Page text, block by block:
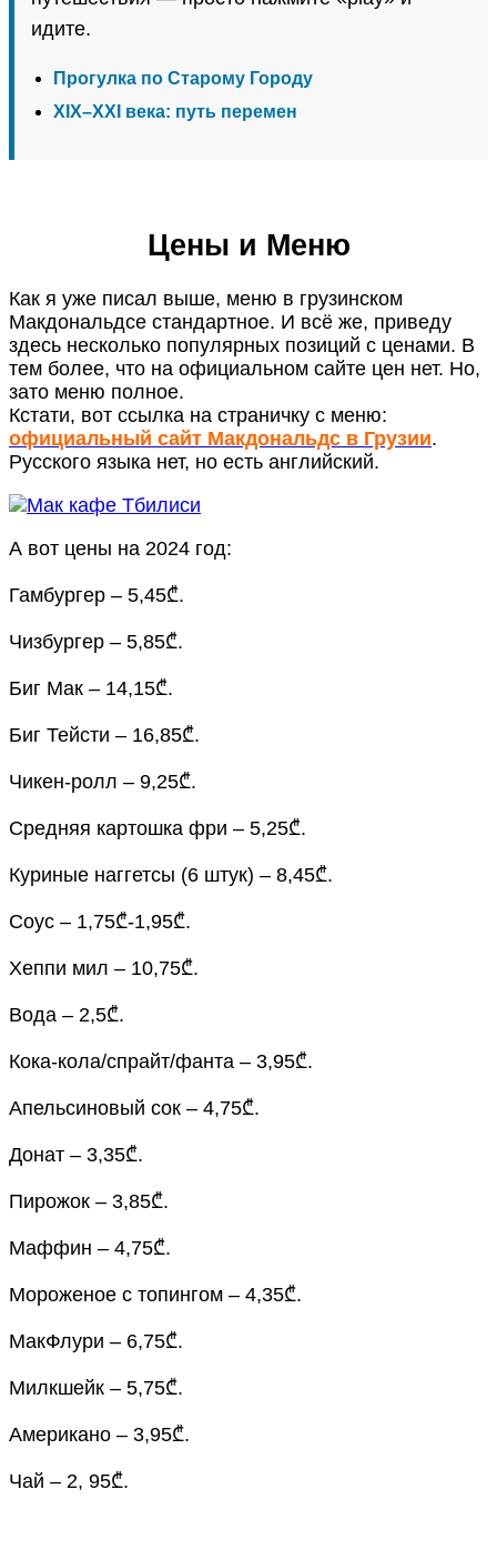
идите.
Прогулка по Старому Городу
XIX–XXI века: путь перемен
Цены и Меню
Как я уже писал выше, меню в грузинском
Макдональдсе стандартное. И всё же, приведу
здесь несколько популярных позиций с ценами. В
тем более, что на официальном сайте цен нет. Но,
зато меню полное.
Кстати, вот ссылка на страничку с меню:
официальный сайт Макдональдс в Грузии.
Русского языка нет, но есть английский.
А вот цены на 2024 год:
Гамбургер – 5,45₾.
Чизбургер – 5,85₾.
Биг Мак – 14,15₾.
Биг Тейсти – 16,85₾.
Чикен-ролл – 9,25₾.
Средняя картошка фри – 5,25₾.
Куриные наггетсы (6 штук) – 8,45₾.
Соус – 1,75₾-1,95₾.
Хеппи мил – 10,75₾.
Вода – 2,5₾.
Кока-кола/спрайт/фанта – 3,95₾.
Апельсиновый сок – 4,75₾.
Донат – 3,35₾.
Пирожок – 3,85₾.
Маффин – 4,75₾.
Мороженое с топингом – 4,35₾.
МакФлури – 6,75₾.
Милкшейк – 5,75₾.
Американо – 3,95₾.
Чай – 2, 95₾.